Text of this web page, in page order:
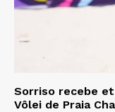
Sorriso recebe
Vôlei de Praia